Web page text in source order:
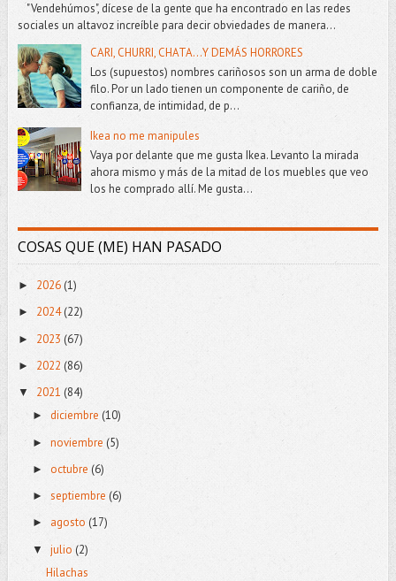
"Vendehúmos", dícese de la gente que ha encontrado en las redes
sociales un altavoz increíble para decir obviedades de manera...
CARI, CHURRI, CHATA...Y DEMÁS HORRORES
Los (supuestos) nombres cariñosos son un arma de doble
filo. Por un lado tienen un componente de cariño, de
confianza, de intimidad, de p...
Ikea no me manipules
Vaya por delante que me gusta Ikea. Levanto la mirada
ahora mismo y más de la mitad de los muebles que veo
los he comprado allí. Me gusta...
COSAS QUE (ME) HAN PASADO
► 2026 (1)
► 2024(22)
► 2023 (67)
► 2022 (86)
▼ 2021 (84)
► diciembre (10)
► noviembre (5)
► octubre (6)
► septiembre (6)
► agosto (17)
▼ julio (2)
Hilachas